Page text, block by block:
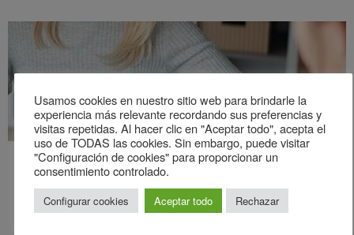
Etapa uno: Preparación
Usamos cookies en nuestro sitio web para brindarle la
experiencia más relevante recordando sus preferencias y
visitas repetidas. Al hacer clic en "Aceptar todo", acepta el
uso de TODAS las cookies. Sin embargo, puede visitar
"Configuración de cookies" para proporcionar un
consentimiento controlado.
Configurar cookies Aceptar todo Rechazar